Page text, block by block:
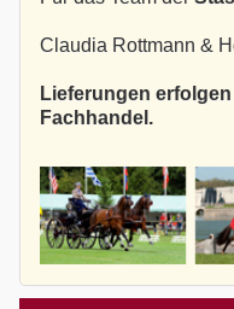
Claudia Rottmann &
Lieferungen
Fachhandel.